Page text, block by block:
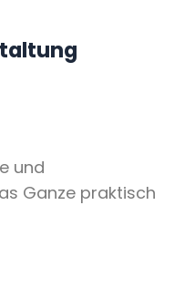
und
Ganze praktisch